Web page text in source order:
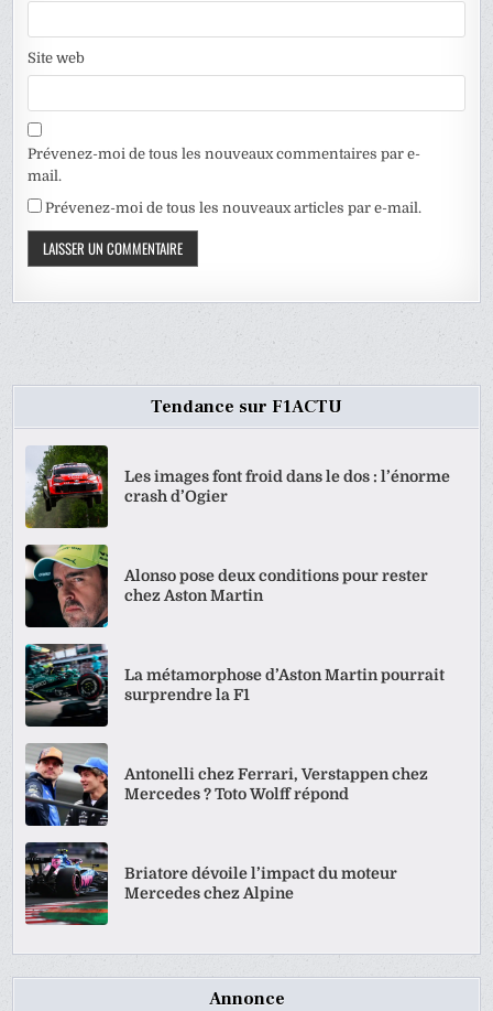
Site web
Prévenez-moi de tous les nouveaux commentaires par e-
mail.
Prévenez-moi de tous les nouveaux articles par e-mail.
Tendance sur F1ACTU
Les images font froid dans le dos : l’énorme
crash d’Ogier
Alonso pose deux conditions pour rester
chez Aston Martin
La métamorphose d’Aston Martin pourrait
surprendre la F1
Antonelli chez Ferrari, Verstappen chez
Mercedes ? Toto Wolff répond
Briatore dévoile l’impact du moteur
Mercedes chez Alpine
Annonce